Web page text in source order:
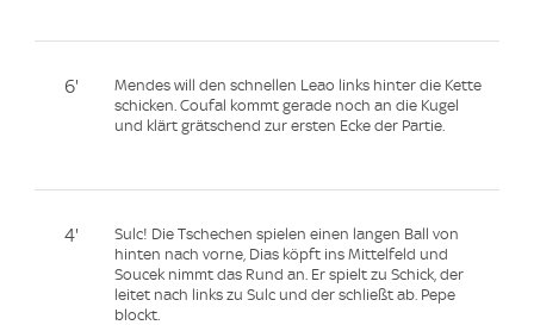
6'
Mendes will den schnellen Leao links hinter die Kette
schicken. Coufal kommt gerade noch an die Kugel
und klärt grätschend zur ersten Ecke der Partie.
4'
Sulc! Die Tschechen spielen einen langen Ball von
hinten nach vorne, Dias köpft ins Mittelfeld und
Soucek nimmt das Rund an. Er spielt zu Schick, der
leitet nach links zu Sulc und der schließt ab. Pepe
blockt.